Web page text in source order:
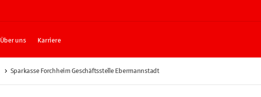
Über uns Karriere
Sparkasse Forchheim Geschäftsstelle Ebermannstadt